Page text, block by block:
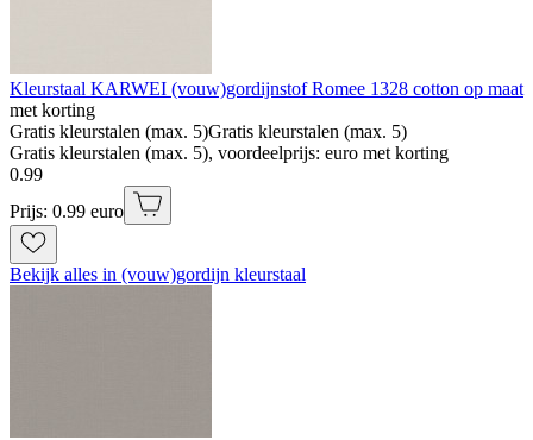
Kleurstaal KARWEI (vouw)gordijnstof Romee 1328 cotton op maat
met korting
Gratis kleurstalen (max. 5)Gratis kleurstalen (max. 5)
Gratis kleurstalen (max. 5), voordeelprijs: euro met korting
0.99
Prijs: 0.99 euro
Bekijk alles in (vouw)gordijn kleurstaal